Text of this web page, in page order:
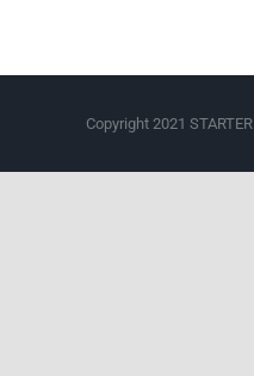
Copyright 2021 STARTER